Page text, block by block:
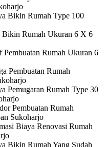
Bikin Rumah Type 100
Bikin Rumah Ukuran 6 X 6
Rumah Ukuran 6
Pembuatan Rumah
Pemugaran Rumah Type 30
Pembuatan Rumah
Sukoharjo
Biaya Renovasi Rumah
Bikin Rumah Yang Sudah